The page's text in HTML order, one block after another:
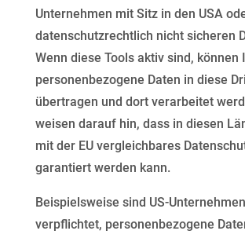
Unternehmen mit Sitz in den USA
datenschutzrechtlich nicht sicheren
Wenn diese Tools aktiv sind, können
personenbezogene Daten in diese
übertragen und dort verarbeitet
weisen darauf hin, dass in diesen
mit der EU vergleichbares
garantiert werden kann.
Beispielsweise sind US-
verpflichtet, personenbezogene